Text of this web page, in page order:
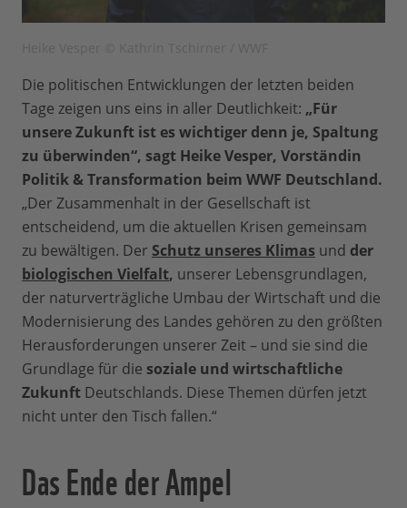
Die politischen Entwicklungen der letzten beiden
Tage zeigen uns eins in aller Deutlichkeit: „Für
unsere Zukunft ist es wichtiger denn je, Spaltung
zu überwinden“, sagt Heike Vesper, Vorständin
Politik & Transformation beim WWF Deutschland.
„Der Zusammenhalt in der Gesellschaft ist
entscheidend, um die aktuellen Krisen gemeinsam
zu bewältigen. Der Schutz unseres Klimas und der
biologischen Vielfalt, unserer Lebensgrundlagen,
der naturverträgliche Umbau der Wirtschaft und die
Modernisierung des Landes gehören zu den größten
Herausforderungen unserer Zeit – und sie sind die
Grundlage für die soziale und wirtschaftliche
Zukunft Deutschlands. Diese Themen dürfen jetzt
nicht unter den Tisch fallen.“
Das Ende der Ampel